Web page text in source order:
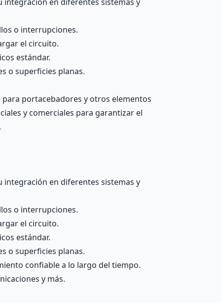
o interrupciones.
el circuito.
estándar.
o superficies planas.
portacebadores y otros elementos
y comerciales para garantizar el
integración en diferentes sistemas y
o interrupciones.
el circuito.
estándar.
o superficies planas.
confiable a lo largo del tiempo.
y más.